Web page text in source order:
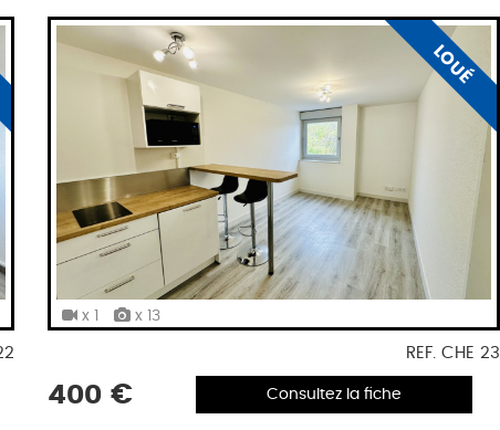
x 1 x 13
LOUÉ
REF. CHE 23
400 € Consultez la fiche